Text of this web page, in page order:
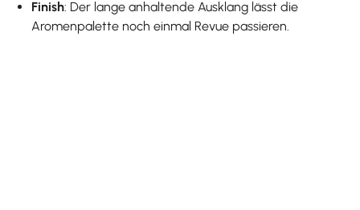
Finish: Der lange anhaltende Ausklang lässt die
Aromenpalette noch einmal Revue passieren.